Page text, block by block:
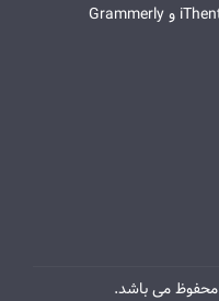
محفوظ می باشد.